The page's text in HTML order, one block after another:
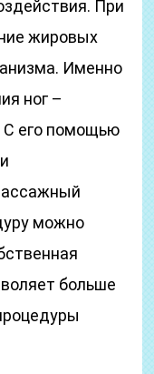
При
жировых
Именно
ног –
С его помощью
можно
больше